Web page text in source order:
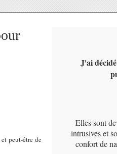
peut-être de
J'ai
Elles sont
intrusives et
confort de